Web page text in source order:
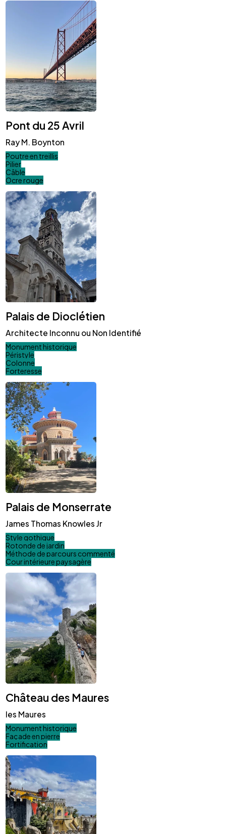
Pont du 25 Avril
Ray M. Boynton
Poutre en treillis
Pilier
Câble
Ocre rouge
Palais de Dioclétien
Architecte Inconnu ou Non Identifié
Monument historique
Péristyle
Colonne
Forteresse
Palais de Monserrate
James Thomas Knowles Jr
Style gothique
Rotonde de jardin
Méthode de parcours commenté
Cour intérieure paysagère
Château des Maures
les Maures
Monument historique
Façade en pierre
Fortification